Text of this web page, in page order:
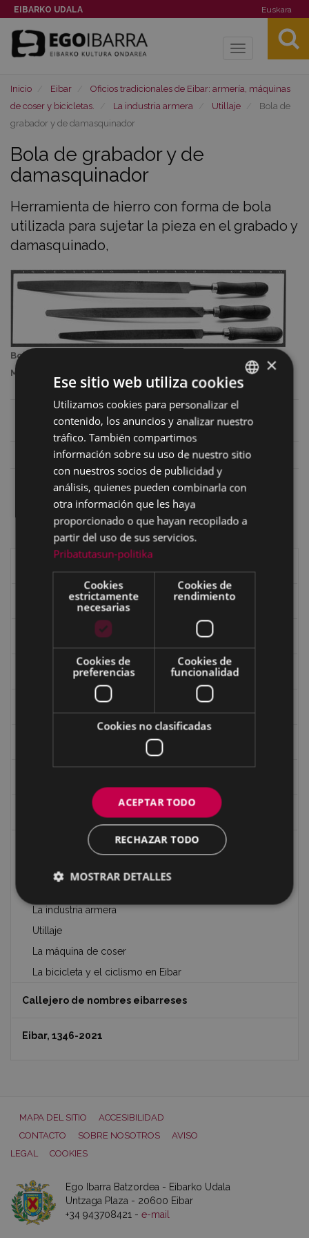
EIBARKO UDALA Euskara
Toggle
Inicio Eibar
Oficios tradicionales de Eibar: armería, máquinas
de coser y bicicletas.
La industria armera Utillaje
Bola de
grabador y de damasquinador
Bola de grabador y de
damasquinador
Herramienta de hierro con forma de bola
utilizada para sujetar la pieza en el grabado y
damasquinado,
Bola de grabador y de damasquinador. (1994, Archivo
Municipal de Eibar).
Nombre en
castellano
Bola de grabador y de
damasquinador
Nombre en euskara Bola
Nombre en euskara
Grabatzeko bola
Caseríos y valles
Los mojones o ‘mugarris’ de Eibar
Recorridos
Oficios tradicionales de Eibar: armería, máquinas de
La industria armera
Utillaje
La máquina de coser
La bicicleta y el ciclismo en Eibar
Callejero de nombres eibarreses
Eibar, 1346-2021
MAPA DEL SITIO
ACCESIBILIDAD
CONTACTO
SOBRE NOSOTROS
AVISO
LEGAL
COOKIES
Ego Ibarra Batzordea - Eibarko Udala
Untzaga Plaza - 20600 Eibar
+34 943708421 - e-mail
BASQUE
SPANISH
×
Ese sitio web utiliza cookies
Utilizamos cookies para personalizar el
contenido, los anuncios y analizar nuestro
tráfico. También compartimos
información sobre su uso de nuestro sitio
con nuestros socios de publicidad y
análisis, quienes pueden combinarla con
otra información que les haya
proporcionado o que hayan recopilado a
partir del uso de sus servicios.
Pribatutasun-politika
Cookies
estrictamente
necesarias
Cookies de
rendimiento
Cookies de
preferencias
Cookies de
funcionalidad
Cookies no clasificadas
ACEPTAR TODO
RECHAZAR TODO
MOSTRAR DETALLES